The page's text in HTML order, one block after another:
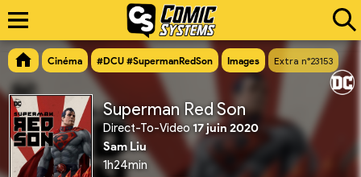
Cinéma #DCU #SupermanRedSon Images Extra n°23153
Superman Red Son
Direct-To-Video 17 juin 2020
Sam Liu
1h24min